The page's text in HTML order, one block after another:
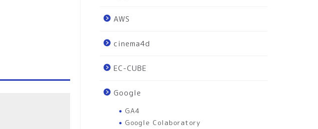
AWS
cinema4d
EC-CUBE
Google
GA4
Google Colaboratory